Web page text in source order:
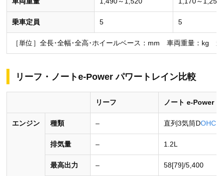
乗車定員 5 5
［単位］全長･全幅･全高･ホイールベース：mm 車両重量：kg
リーフ・ノートe-Power パワートレイン比較
リーフ ノート e-Power
エンジン 種類 – 直列3気筒DOHC
排気量 – 1.2L
最高出力 – 58[79]/5,400